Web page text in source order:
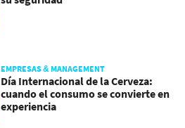
EMPRESAS & MANAGEMENT
Día Internacional de la Cerveza:
cuando el consumo se convierte en
experiencia